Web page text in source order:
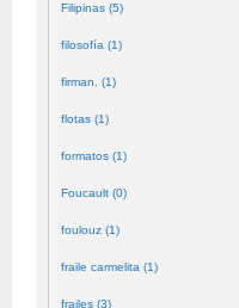
Filipinas (5)
filosofía (1)
firman. (1)
flotas (1)
formatos (1)
Foucault (0)
foulouz (1)
fraile carmelita (1)
frailes (3)